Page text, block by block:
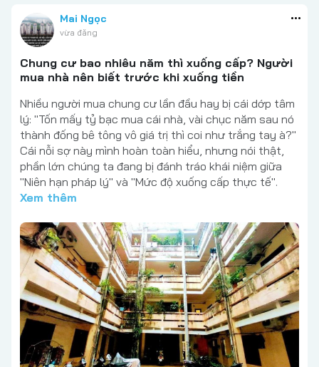
Mai Ngọc
vừa đăng
Chung cư bao nhiêu năm thì xuống cấp? Người
mua nhà nên biết trước khi xuống tiền
Nhiều người mua chung cư lần đầu hay bị cái dớp tâm
lý: "Tốn mấy tỷ bạc mua cái nhà, vài chục năm sau nó
thành đống bê tông vô giá trị thì coi như trắng tay à?"
Cái nỗi sợ này mình hoàn toàn hiểu, nhưng nói thật,
phần lớn chúng ta đang bị đánh tráo khái niệm giữa
"Niên hạn pháp lý" và "Mức độ xuống cấp thực tế".
Xem thêm